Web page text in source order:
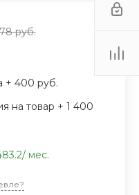
Пн-Пт 9:30-18:30 Сб-Вс
sale@example.ru
г. Москва, ул. Шапкина,
д. 11
Выходной
руб.
+ 400 руб.
на товар + 1 400
/ мес.